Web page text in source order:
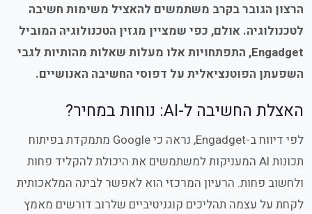
הרצון הגובר בקרב משתמשים להאציל משימות חשיבה
לטכנולוגיה. אולם, כפי שמציין מגזין הטכנולוגיה המוביל
Engadget, התפתחויות אלו מעלות שאלות מהותיות לגבי
השפעתן הפוטנציאלית על דפוסי החשיבה האנושיים.
האצלת החשיבה ל-AI: נוחות במחיר?
לפי דיווח ב-Engadget, נראה כי Google מתמקדת בפיתוח
תכונות AI המעניקות למשתמשים את היכולת להקליד פחות
ולחשוב פחות. הרעיון המרכזי הוא לאפשר לבינה המלאכותית
לקחת על עצמה תהליכים קוגניטיביים שלרוב דורשים מאמץ